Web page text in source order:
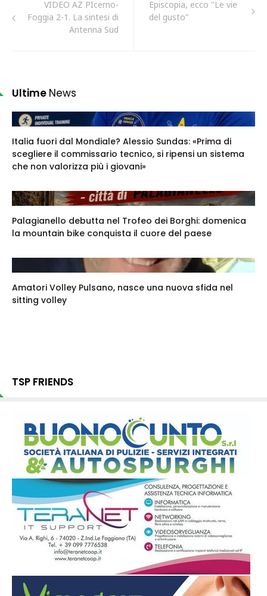
VIDEO AZ PIcerno-
Foggia 2-1. La sintesi di
Antenna Sud
Episcopia, ecco "Le vie
del gusto"
Ultime News
Italia fuori dal Mondiale? Alessio Sundas: «Prima di
scegliere il commissario tecnico, si ripensi un sistema
che non valorizza più i giovani»
Palagianello debutta nel Trofeo dei Borghi: domenica
la mountain bike conquista il cuore del paese
Amatori Volley Pulsano, nasce una nuova sfida nel
sitting volley
TSP FRIENDS